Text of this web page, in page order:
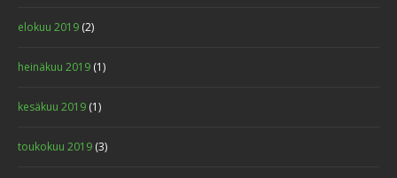
elokuu 2019 (2)
heinäkuu 2019 (1)
kesäkuu 2019 (1)
toukokuu 2019 (3)